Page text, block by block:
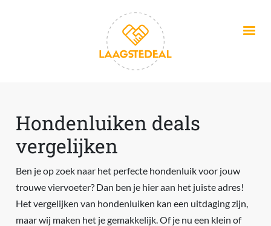
Hondenluiken deals
vergelijken
Ben je op zoek naar het perfecte hondenluik voor jouw
trouwe viervoeter? Dan ben je hier aan het juiste adres!
Het vergelijken van hondenluiken kan een uitdaging zijn,
maar wij maken het je gemakkelijk. Of je nu een klein of